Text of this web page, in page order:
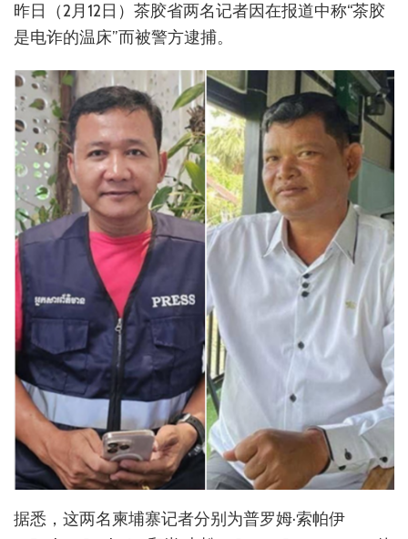
昨日（2月12日）茶胶省两名记者因在报道中称“茶胶
是电诈的温床”而被警方逮捕。
据悉，这两名柬埔寨记者分别为普罗姆·索帕伊